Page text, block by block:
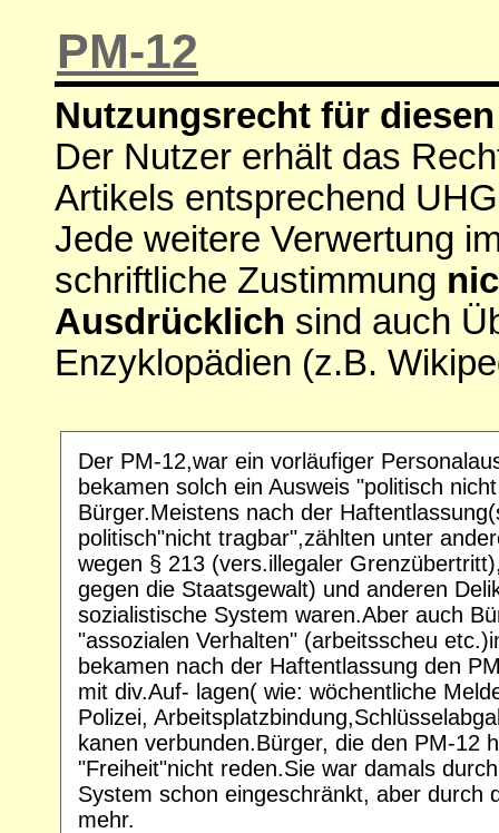
PM-12
Nutzungsrecht für
Der Nutzer erhält das
Artikels entsprechend
Jede weitere Verwertung
schriftliche Zustimmung
Ausdrücklich sind auch
Enzyklopädien (z.B.
Der PM-12,war ein vorläufiger
bekamen solch ein Ausweis "politisch
Bürger.Meistens nach der
politisch"nicht tragbar",zählten unter
wegen § 213 (vers.illegaler
gegen die Staatsgewalt) und anderen
sozialistische System waren.Aber auch
"assozialen Verhalten" (arbeitsscheu
bekamen nach der Haftentlassung den
mit div.Auf- lagen( wie: wöchentliche
Polizei,
kanen verbunden.Bürger, die den PM-12
"Freiheit"nicht reden.Sie war damals
System schon eingeschränkt, aber durch
mehr.